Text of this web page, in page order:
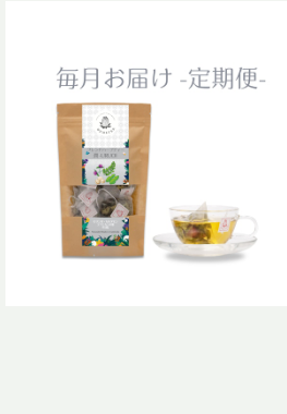
【定期便】潤-URUOIブレンド 普
通サイズ
¥1,067
14%OFF